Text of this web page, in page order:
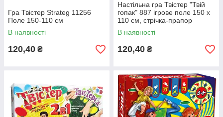
Гра Твістер Strateg 11256
Поле 150-110 см
В наявності
120,40 ₴
Настільна гра Твістер "Твій
гопак" 887 ігрове поле 150 х
110 см, стрічка-прапор
В наявності
120,40 ₴